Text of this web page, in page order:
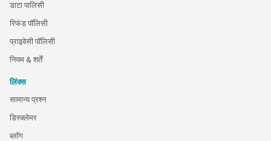
डाटा पालिसी
रिफंड पॉलिसी
प्राइवेसी पॉलिसी
नियम & शर्तें
लिंक्स
सामान्य प्रश्न
डिस्क्लेमर
ब्लॉग